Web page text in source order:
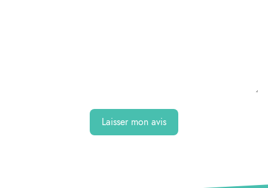
Laisser mon avis